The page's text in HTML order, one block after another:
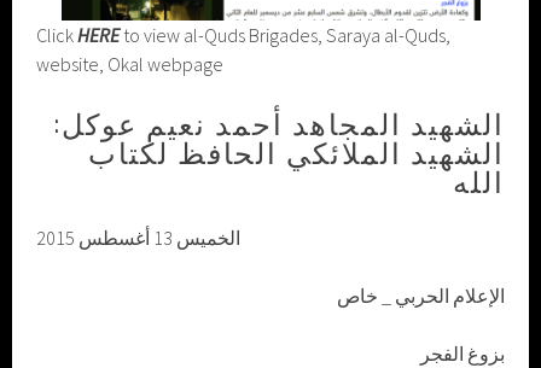
ClickHEREto view al-Quds Brigades, Saraya al-Quds,
website, Okal webpage
الشهيد المجاهد أحمد نعيم عوكل:
الشهيد الملائكي الحافظ لكتاب
الله
الإعلام الحربي _ خاص
بزوغ الفجر